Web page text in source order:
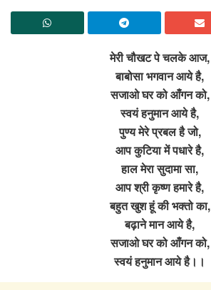
मेरी चौखट पे चलके आज,
बाबोसा भगवान आये है,
सजाओ घर को आँगन को,
स्वयं हनुमान आये है,
पुण्य मेरे प्रबल है जो,
आप कुटिया में पधारे है,
हाल मेरा सुदामा सा,
आप श्री कृष्ण हमारे है,
बहुत खुश हूं की भक्तो का,
बढ़ाने मान आये है,
सजाओ घर को आँगन को,
स्वयं हनुमान आये है।।